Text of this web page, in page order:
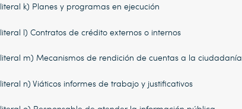
literal k) Planes y programas en ejecución
literal l) Contratos de crédito externos o internos
literal m) Mecanismos de rendición de cuentas a la ciudadanía
literal n) Viáticos informes de trabajo y justificativos